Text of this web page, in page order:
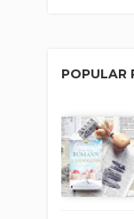
POPULAR